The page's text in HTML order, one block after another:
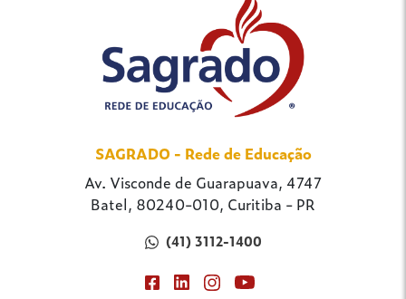
SAGRADO - Rede de Educação
Av. Visconde de Guarapuava, 4747
Batel, 80240-010, Curitiba - PR
(41) 3112-1400